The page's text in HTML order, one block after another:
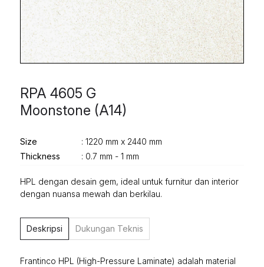
RPA 4605 G
Moonstone (A14)
Size
: 1220 mm x 2440 mm
Thickness
: 0.7 mm - 1 mm
HPL dengan desain gem, ideal untuk furnitur dan interior
dengan nuansa mewah dan berkilau.
Deskripsi Dukungan Teknis
Frantinco HPL (High-Pressure Laminate) adalah material